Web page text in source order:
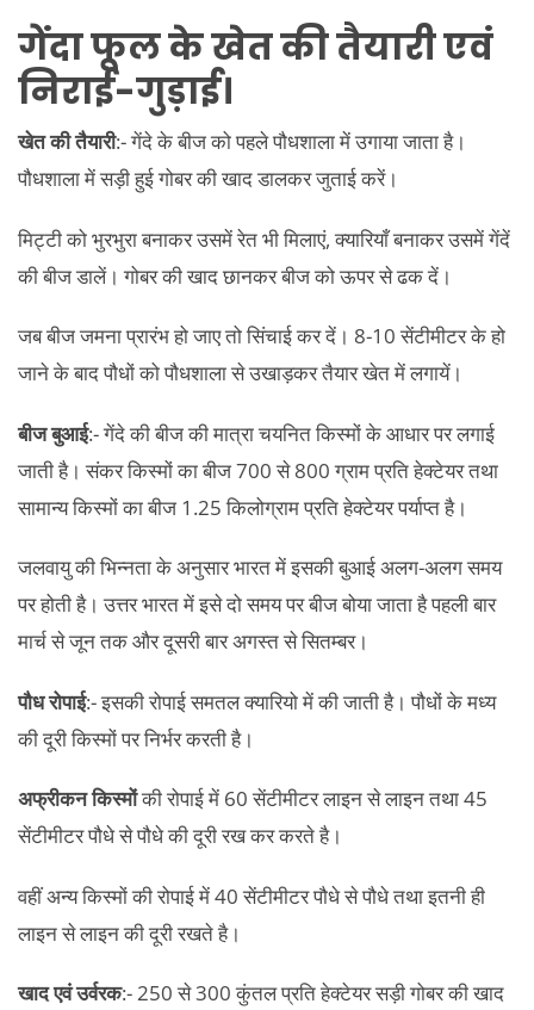
गेंदा फूल के खेत की तैयारी एवं
निराई-गुड़ाई।
खेत की तैयारी:- गेंदे के बीज को पहले पौधशाला में उगाया जाता है।
पौधशाला में सड़ी हुई गोबर की खाद डालकर जुताई करें।
मिट्टी को भुरभुरा बनाकर उसमें रेत भी मिलाएं, क्यारियाँ बनाकर उसमें गेंदें
की बीज डालें। गोबर की खाद छानकर बीज को ऊपर से ढक दें।
जब बीज जमना प्रारंभ हो जाए तो सिंचाई कर दें। 8-10 सेंटीमीटर के हो
जाने के बाद पौधों को पौधशाला से उखाड़कर तैयार खेत में लगायें।
बीज बुआई:- गेंदे की बीज की मात्रा चयनित किस्मों के आधार पर लगाई
जाती है। संकर किस्मों का बीज 700 से 800 ग्राम प्रति हेक्टेयर तथा
सामान्य किस्मों का बीज 1.25 किलोग्राम प्रति हेक्टेयर पर्याप्त है।
जलवायु की भिन्नता के अनुसार भारत में इसकी बुआई अलग-अलग समय
पर होती है। उत्तर भारत में इसे दो समय पर बीज बोया जाता है पहली बार
मार्च से जून तक और दूसरी बार अगस्त से सितम्बर।
पौध रोपाई:- इसकी रोपाई समतल क्यारियो में की जाती है। पौधों के मध्य
की दूरी किस्मों पर निर्भर करती है।
अफ्रीकन किस्मोंकी रोपाई में 60 सेंटीमीटर लाइन से लाइन तथा 45
सेंटीमीटर पौधे से पौधे की दूरी रख कर करते है।
वहीं अन्य किस्मों की रोपाई में 40 सेंटीमीटर पौधे से पौधे तथा इतनी ही
लाइन से लाइन की दूरी रखते है।
खाद एवं उर्वरक:- 250 से 300 कुंतल प्रति हेक्टेयर सड़ी गोबर की खाद